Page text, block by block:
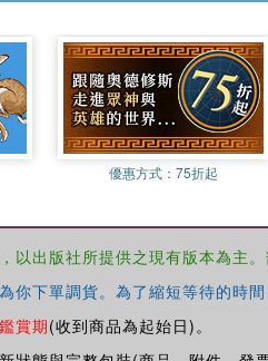
優惠方式：75折起
出版社所提供之現有版本為主
下單調貨。為了縮短等待的時
賞期(收到商品為起始日)。